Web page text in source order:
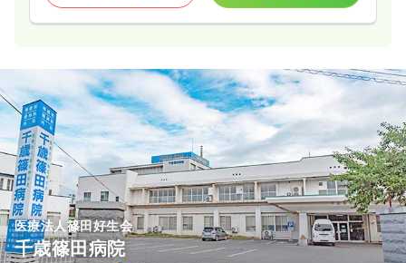
医療法人篠田好生会
千歳篠田病院